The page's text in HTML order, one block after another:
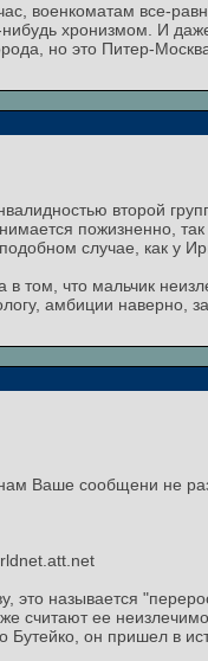
военкоматам все-
хронизмом. И
но это Питер-
второй
пожизненно,
случае, как у
в том, что мальчик
амбиции наверно,
Ваше сообщени не
это называется
считают ее
Бутейко, он пришел в